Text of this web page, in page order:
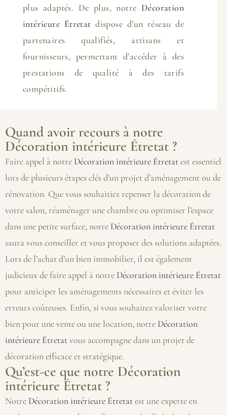
plus adaptés. De plus, notre Décoration
intérieure Étretat dispose d’un réseau de
partenaires qualifiés, artisans et
fournisseurs, permettant d’accéder à des
prestations de qualité à des tarifs
compétitifs.
Quand avoir recours à notre
Décoration intérieure Étretat ?
Faire appel à notre Décoration intérieure Étretatest essentiel
lors de plusieurs étapes clés d’un projet d’aménagement ou de
rénovation. Que vous souhaitiez repenser la décoration de
votre salon, réaménager une chambre ou optimiser l’espace
dans une petite surface, notre Décoration intérieure Étretat
saura vous conseiller et vous proposer des solutions adaptées.
Lors de l’achat d’un bien immobilier, il est également
judicieux de faire appel à notre Décoration intérieure Étretat
pour anticiper les aménagements nécessaires et éviter les
erreurs coûteuses. Enfin, si vous souhaitez valoriser votre
bien pour une vente ou une location, notre Décoration
intérieure Étretatvous accompagne dans un projet de
décoration efficace et stratégique.
Qu’est-ce que notre Décoration
intérieure Étretat ?
Notre Décoration intérieure Étretatest une experte en